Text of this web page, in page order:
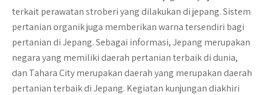
terkait perawatan stroberi yang dilakukan di jepang. Sistem
pertanian organik juga memberikan warna tersendiri bagi
pertanian di Jepang. Sebagai informasi, Jepang merupakan
negara yang memiliki daerah pertanian terbaik di dunia,
dan Tahara City merupakan daerah yang merupakan daerah
pertanian terbaik di Jepang. Kegiatan kunjungan diakhiri